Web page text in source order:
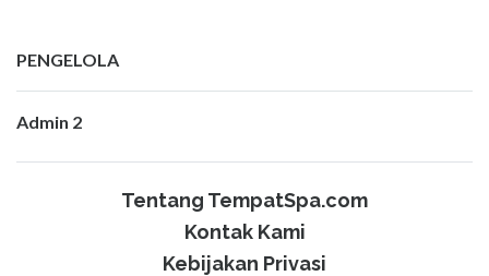
PENGELOLA
Admin 2
Tentang TempatSpa.com
Kontak Kami
Kebijakan Privasi